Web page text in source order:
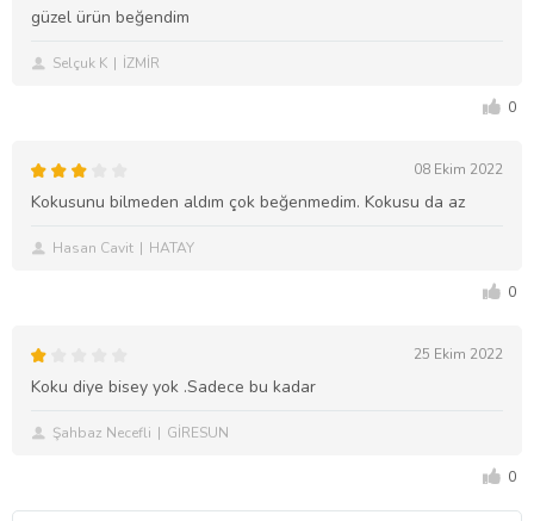
güzel ürün beğendim
Selçuk K İZMİR
0
08 Ekim 2022
Kokusunu bilmeden aldım çok beğenmedim. Kokusu da az
Hasan Cavit HATAY
0
25 Ekim 2022
Koku diye bisey yok .Sadece bu kadar
Şahbaz Necefli GİRESUN
0